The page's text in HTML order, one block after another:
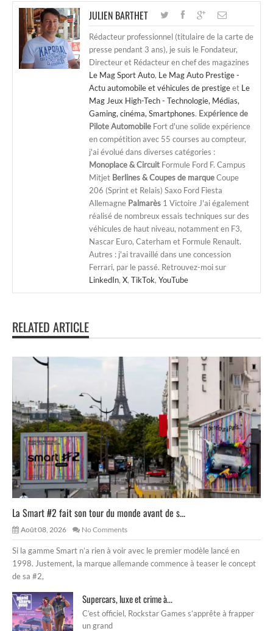
JULIEN BARTHET
Rédacteur professionnel (titulaire de la carte de
presse pendant 3 ans), je suis le Fondateur,
Directeur et Rédacteur en chef des magazines
Le Mag Sport Auto, Le Mag Auto Prestige -
Actu automobile et véhicules de prestigeet Le
Mag Jeux High-Tech - Technologie, Médias,
Gaming, cinéma, Smartphones. Expérience de
Pilote Automobile Fort d'une solide expérience
en compétition avec 55 courses au compteur,
j'ai évolué dans diverses catégories :
Monoplace & Circuit Formule Ford F. Campus
Mitjet Berlines & Coupes de marqueCoupe
206 (Sprint et Relais) Saxo Ford Fiesta
Allemagne Palmarès 1 Victoire J'ai également
réalisé de nombreux essais techniques sur des
véhicules de haut niveau, notamment en F3,
Nascar Euro, Caterham et Formule Renault.
Autres : j'ai travaillé dans une concession
Ferrari, par le passé. Retrouvez-moi sur
LinkedIn, X, TikTok, YouTube
RELATED ARTICLE
La Smart #2 fait son tour du monde avant de s...
Août 08, 2026 No Comments
Si la gamme Smart n’a rien à voir avec le premier modèle lancé en
1998. Justement, la marque allemande commence à teaser le concept
de sa #2,
Supercars, luxe et crime à...
C’est officiel, Rockstar Games s’apprête à frapper
un grand